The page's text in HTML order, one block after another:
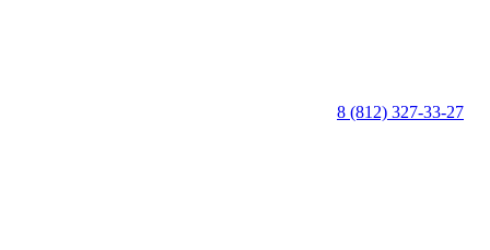
8 (812) 327-33-27